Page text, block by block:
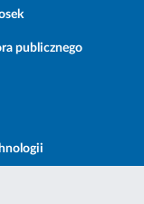
publicznego